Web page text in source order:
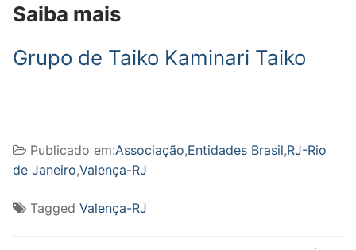
Saiba mais
Grupo de Taiko Kaminari Taiko
Publicado em:Associação,Entidades Brasil,RJ-Rio
de Janeiro,Valença-RJ
Tagged Valença-RJ